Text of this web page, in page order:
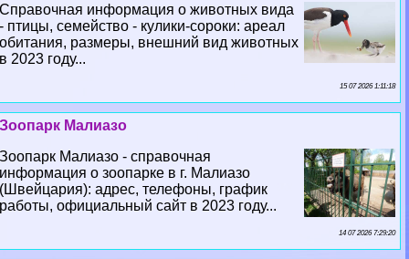
Справочная информация о животных вида
- птицы, семейство - кулики-сороки: ареал
обитания, размеры, внешний вид животных
в 2023 году...
15 07 2026 1:11:18
Зоопарк Малиазо
Зоопарк Малиазо - справочная
информация о зоопарке в г. Малиазо
(Швейцария): адрес, телефоны, график
работы, официальный сайт в 2023 году...
14 07 2026 7:29:20